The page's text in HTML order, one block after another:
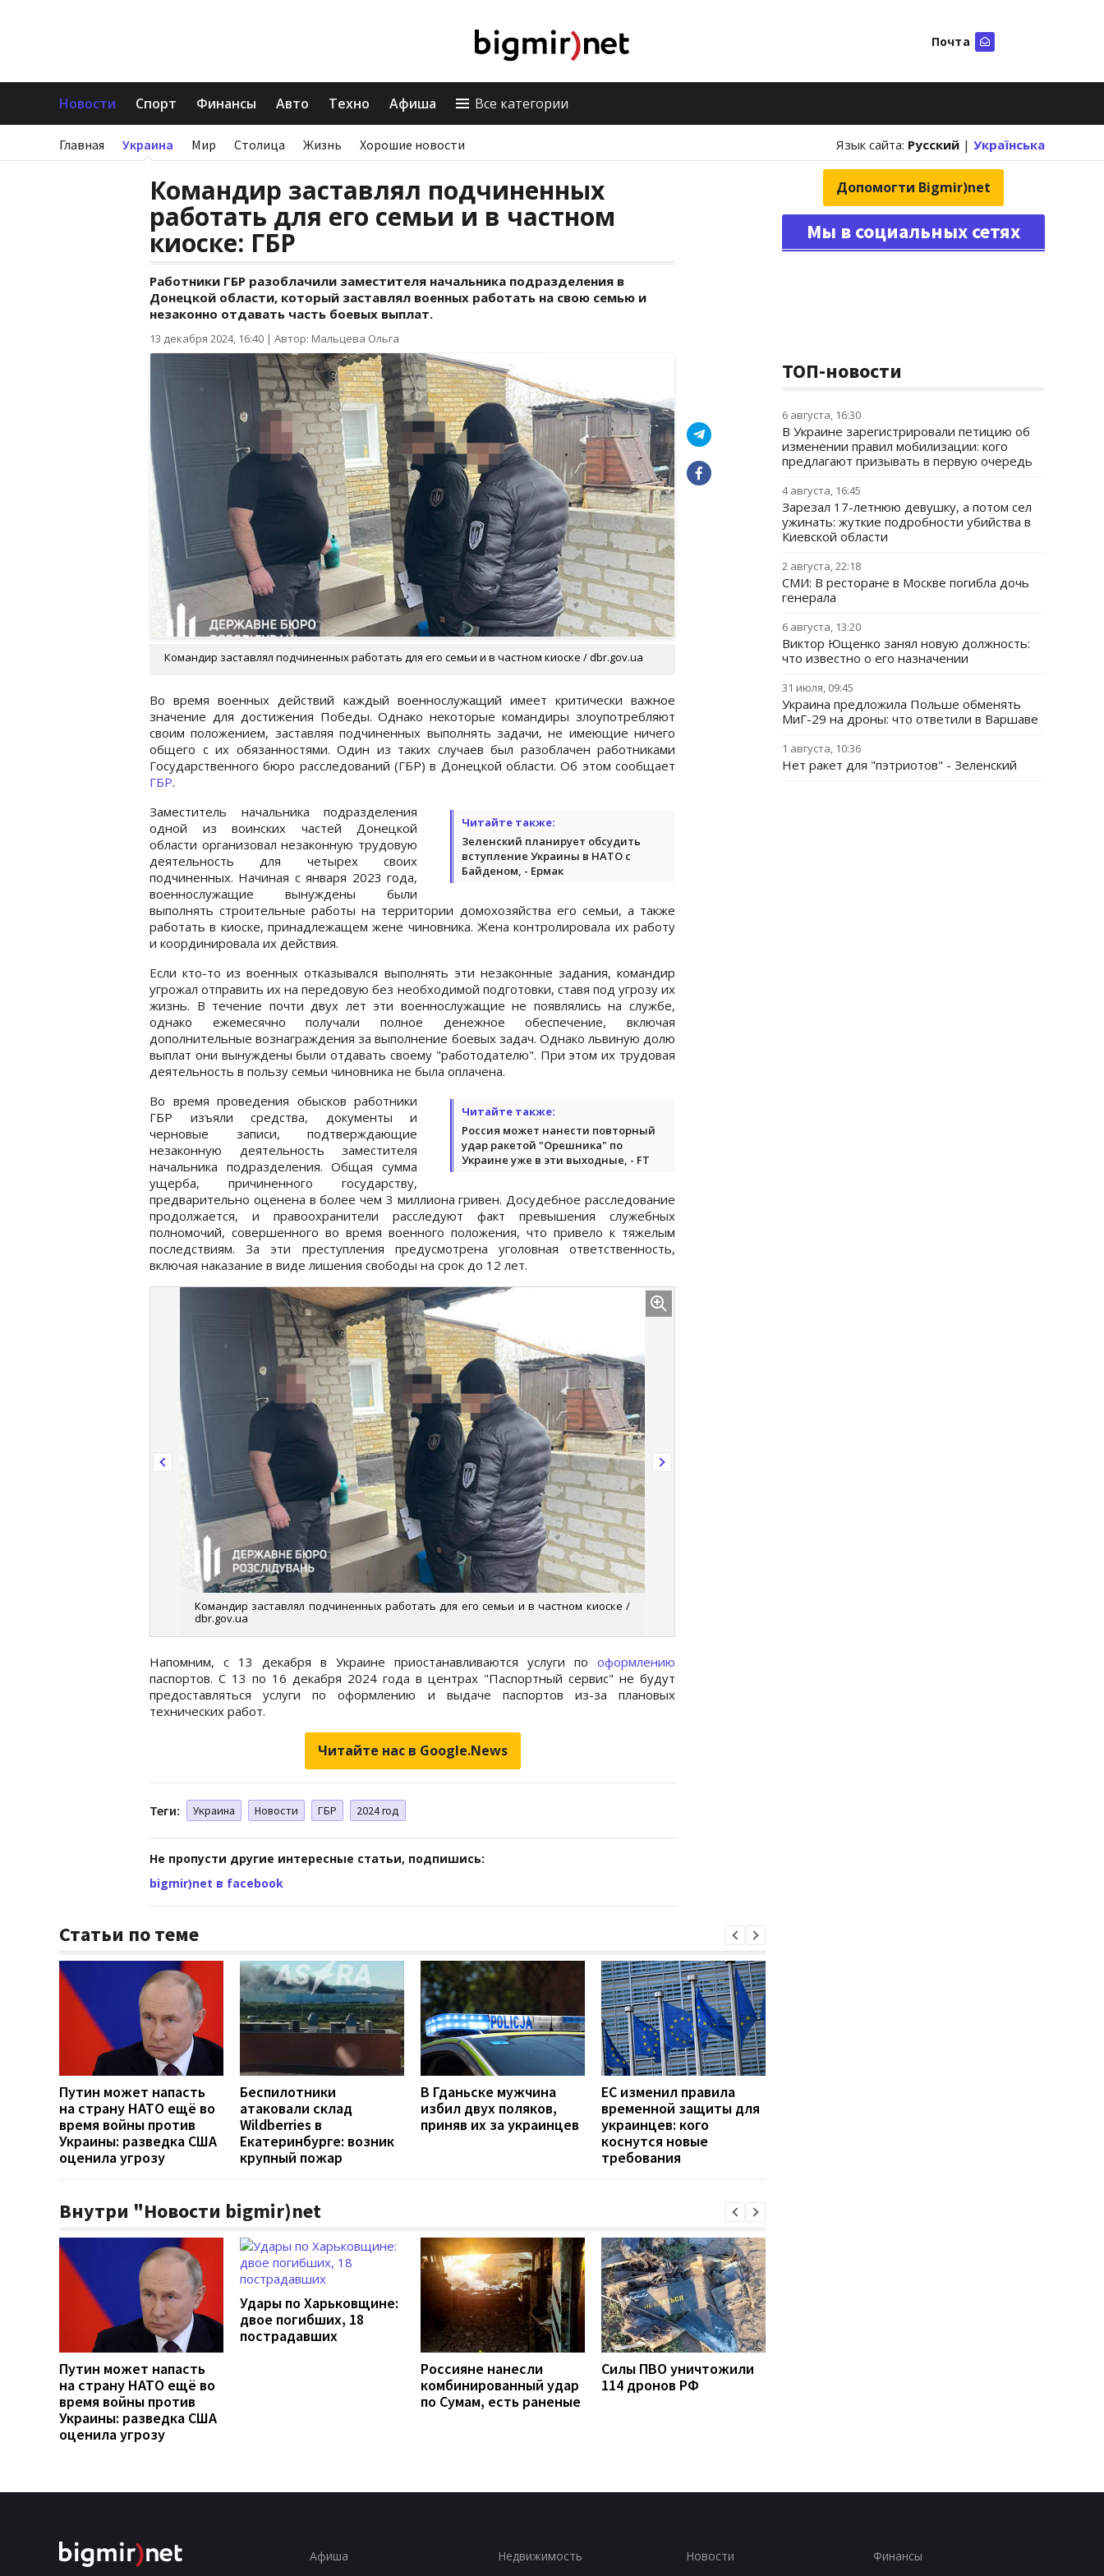
Почта
Новости Спорт Финансы Авто Техно Афиша Все категории
Главная Украина Мир Столица Жизнь Хорошие новости Язык сайта: Русский | Українська
Командир заставлял подчиненных
работать для его семьи и в частном
киоске: ГБР
Работники ГБР разоблачили заместителя начальника подразделения в
Донецкой области, который заставлял военных работать на свою семью и
незаконно отдавать часть боевых выплат.
13 декабря 2024, 16:40 | Автор: Мальцева Ольга
Командир заставлял подчиненных работать для его семьи и в частном киоске / dbr.gov.ua
Во время военных действий каждый военнослужащий имеет критически важное
значение для достижения Победы. Однако некоторые командиры злоупотребляют
своим положением, заставляя подчиненных выполнять задачи, не имеющие ничего
общего с их обязанностями. Один из таких случаев был разоблачен работниками
Государственного бюро расследований (ГБР) в Донецкой области. Об этом сообщает
ГБР.
Читайте также:
Зеленский планирует обсудить
вступление Украины в НАТО с
Байденом, - Ермак
Заместитель начальника подразделения
одной из воинских частей Донецкой
области организовал незаконную трудовую
деятельность для четырех своих
подчиненных. Начиная с января 2023 года,
военнослужащие вынуждены были
выполнять строительные работы на территории домохозяйства его семьи, а также
работать в киоске, принадлежащем жене чиновника. Жена контролировала их работу
и координировала их действия.
Если кто-то из военных отказывался выполнять эти незаконные задания, командир
угрожал отправить их на передовую без необходимой подготовки, ставя под угрозу их
жизнь. В течение почти двух лет эти военнослужащие не появлялись на службе,
однако ежемесячно получали полное денежное обеспечение, включая
дополнительные вознаграждения за выполнение боевых задач. Однако львиную долю
выплат они вынуждены были отдавать своему "работодателю". При этом их трудовая
деятельность в пользу семьи чиновника не была оплачена.
Читайте также:
Россия может нанести повторный
удар ракетой "Орешника" по
Украине уже в эти выходные, - FT
Во время проведения обысков работники
ГБР изъяли средства, документы и
черновые записи, подтверждающие
незаконную деятельность заместителя
начальника подразделения. Общая сумма
ущерба, причиненного государству,
предварительно оценена в более чем 3 миллиона гривен. Досудебное расследование
продолжается, и правоохранители расследуют факт превышения служебных
полномочий, совершенного во время военного положения, что привело к тяжелым
последствиям. За эти преступления предусмотрена уголовная ответственность,
включая наказание в виде лишения свободы на срок до 12 лет.
Командир заставлял подчиненных работать для его семьи и в частном киоске /
dbr.gov.ua
Напомним, с 13 декабря в Украине приостанавливаются услуги по оформлению
паспортов. С 13 по 16 декабря 2024 года в центрах "Паспортный сервис" не будут
предоставляться услуги по оформлению и выдаче паспортов из-за плановых
технических работ.
Читайте нас в Google.News
Теги: Украина Новости ГБР 2024 год
Не пропусти другие интересные статьи, подпишись:
bigmir)net в facebook
Статьи по теме
Путин может напасть
на страну НАТО ещё во
время войны против
Украины: разведка США
оценила угрозу
Беспилотники
атаковали склад
Wildberries в
Екатеринбурге: возник
крупный пожар
В Гданьске мужчина
избил двух поляков,
приняв их за украинцев
ЕС изменил правила
временной защиты для
украинцев: кого
коснутся новые
требования
Внутри "Новости bigmir)net
Путин может напасть
на страну НАТО ещё во
время войны против
Украины: разведка США
оценила угрозу
Удары по Харьковщине:
двое погибших, 18
пострадавших
Россияне нанесли
комбинированный удар
по Сумам, есть раненые
Силы ПВО уничтожили
114 дронов РФ
Допомогти Bigmir)net
Мы в социальных сетях
ТОП-новости
6 августа, 16:30
В Украине зарегистрировали петицию об
изменении правил мобилизации: кого
предлагают призывать в первую очередь
4 августа, 16:45
Зарезал 17-летнюю девушку, а потом сел
ужинать: жуткие подробности убийства в
Киевской области
2 августа, 22:18
СМИ: В ресторане в Москве погибла дочь
генерала
6 августа, 13:20
Виктор Ющенко занял новую должность:
что известно о его назначении
31 июля, 09:45
Украина предложила Польше обменять
МиГ-29 на дроны: что ответили в Варшаве
1 августа, 10:36
Нет ракет для "пэтриотов" - Зеленский
Афиша Недвижимость Новости Финансы